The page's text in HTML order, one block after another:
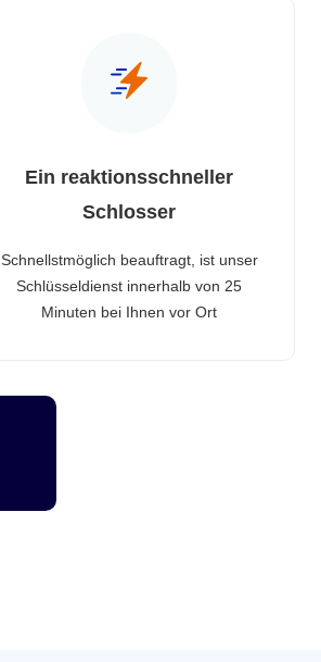
Ein reaktionsschneller
Schlosser
Schnellstmöglich beauftragt, ist unser
Schlüsseldienst innerhalb von 25
Minuten bei Ihnen vor Ort